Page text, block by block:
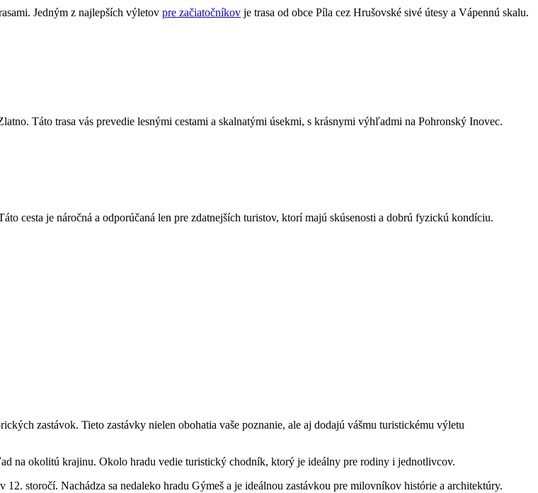
Jedným‍ z najlepších⁤ výletov pre začiatočníkov je trasa od obce Píla cez Hrušovské ‍sivé⁣ útesy a Vápennú ‍skalu.​
‌Táto ‍trasa vás prevedie​ lesnými cestami a ‌skalnatými úsekmi,‍ s krásnymi ‍výhľadmi​ na Pohronský‌ Inovec.
cesta​ je náročná ‌a odporúčaná len pre ‍zdatnejších ​turistov, ktorí ‍majú ⁢skúsenosti a ⁣dobrú fyzickú ​kondíciu.
zastávok. Tieto zastávky ⁤nielen ⁢obohatia ‌vaše poznanie, ‌ale aj dodajú⁣ vášmu ⁤turistickému výletu
na okolitú ​krajinu. Okolo⁤ hradu ‌vedie turistický⁤ chodník, ktorý je ideálny⁤ pre rodiny i ​jednotlivcov.
storočí.‌ Nachádza sa nedaleko hradu ⁢Gýmeš a je ideálnou‍ zastávkou⁤ pre milovníkov histórie a architektúry.